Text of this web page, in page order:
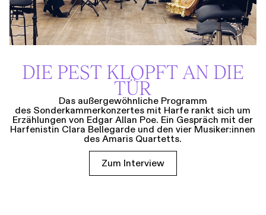
DIE PEST KLOPFT AN DIE
TÜR
Das außergewöhnliche Programm
des Sonderkammerkonzertes mit Harfe rankt sich um
Erzählungen von Edgar Allan Poe. Ein Gespräch mit der
Harfenistin Clara Bellegarde und den vier Musiker:innen
des Amaris Quartetts.
Zum Interview